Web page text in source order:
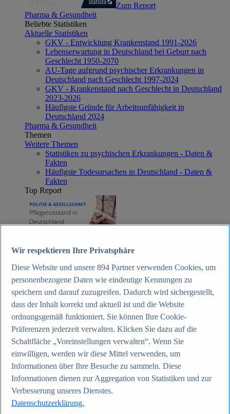
Zum Report
Pharma & Gesundheit
Beliebte Statistiken
Aktuelle Statistiken
GKV - Entwicklung Krankenstand 1991-2026
Lebenserwartung in Deutschland bei Geburt nach
Geschlecht 1950-2070
AU-Tage aufgrund psychischer Erkrankungen in
Deutschland nach Geschlecht 1997-2024
GKV - Krankenstand nach Geschlecht in Deutschland
2023-2026
Häufigste Gründe für Arbeitsunfähigkeit in
Deutschland 2024
Pharma & Gesundheit
Themen
Weitere Themen
Statistiken zu psychischen Erkrankungen - Daten &
Fakten
Häufigste Todesursachen in Deutschland - Daten &
Fakten
Top Report
Internet
Aktuelle Statistiken
Anzahl der Social-Media-Nutzer weltweit 2012-2025
Social Networks mit den meisten Nutzern weltweit
Soziale Netzwerke in Deutschland nach Generationen
2025
Instagram - Nutzung nach Alter und Geschlecht in
Deutschland 2025
Podcasts - Nutzung 2016-2025
Internet
Themen
Social Media - Daten & Fakten
TikTok - Daten & Fakten
Top Report
Wir respektieren Ihre Privatsphäre
Diese Website und unsere 894 Partner verwenden Cookies, um
personenbezogene Daten wie eindeutige Kennungen zu
speichern und darauf zuzugreifen. Dadurch wird sichergestellt,
dass der Inhalt korrekt und aktuell ist und die Website
ordnungsgemäß funktioniert. Sie können Ihre Cookie-
Präferenzen jederzeit verwalten. Klicken Sie dazu auf die
Schaltfläche „Voreinstellungen verwalten“. Wenn Sie
einwilligen, werden wir diese Mittel verwenden, um
Informationen über Ihre Besuche zu sammeln. Diese
Informationen dienen zur Aggregation von Statistiken und zur
Verbesserung unseres Dienstes.
Datenschutzerklärung.